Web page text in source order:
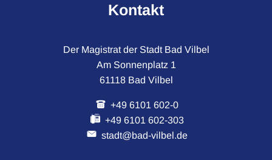
Kontakt
Der Magistrat der Stadt Bad Vilbel
Am Sonnenplatz 1
61118 Bad Vilbel
+49 6101 602-0
+49 6101 602-303
stadt@bad-vilbel.de